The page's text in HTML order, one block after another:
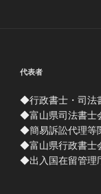
代表者
◆行政書士・司法
◆富山県司法書士
◆簡易訴訟代理等
◆富山県行政書士
◆出入国在留管理